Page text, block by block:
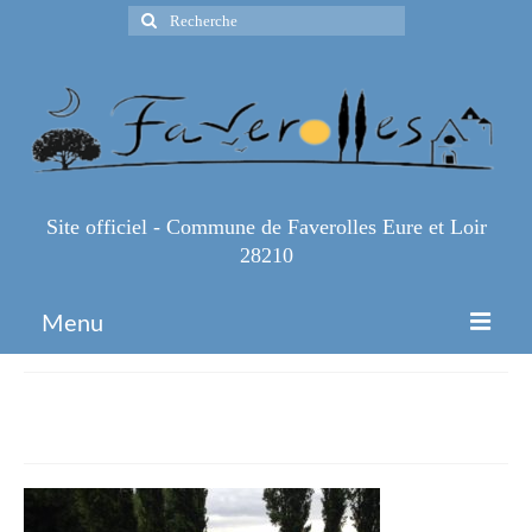
Rechercher
:
Site officiel - Commune de Faverolles Eure et Loir
28210
Menu
Infos Pratiques